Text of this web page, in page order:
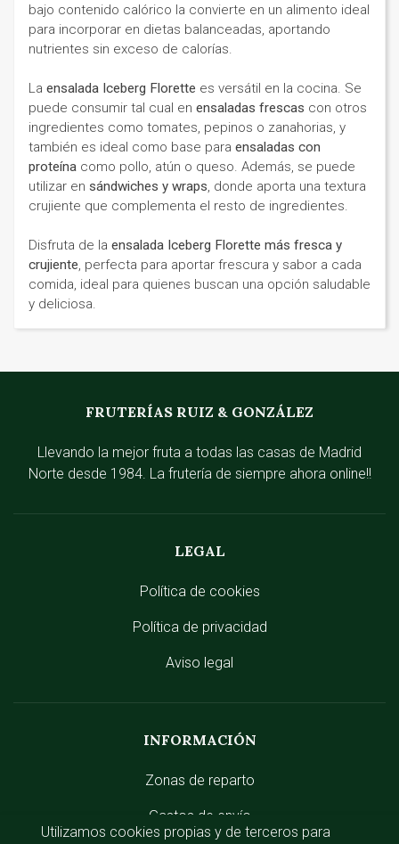
bajo contenido calórico la convierte en un alimento ideal
para incorporar en dietas balanceadas, aportando
nutrientes sin exceso de calorías.
La ensalada Iceberg Florette es versátil en la cocina. Se
puede consumir tal cual en ensaladas frescas con otros
ingredientes como tomates, pepinos o zanahorias, y
también es ideal como base para ensaladas con
proteína como pollo, atún o queso. Además, se puede
utilizar en sándwiches y wraps, donde aporta una textura
crujiente que complementa el resto de ingredientes.
Disfruta de la ensalada Iceberg Florette más fresca y
crujiente, perfecta para aportar frescura y sabor a cada
comida, ideal para quienes buscan una opción saludable
y deliciosa.
Utilizamos cookies propias y de terceros para
FRUTERÍAS RUIZ & GONZÁLEZ
Llevando la mejor fruta a todas las casas de Madrid
Norte desde 1984. La frutería de siempre ahora online!!
LEGAL
Política de cookies
Política de privacidad
Aviso legal
INFORMACIÓN
Zonas de reparto
Gastos de envío